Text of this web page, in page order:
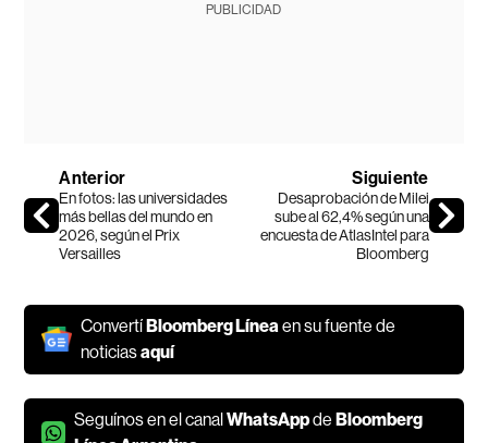
PUBLICIDAD
Anterior
En fotos: las universidades
más bellas del mundo en
2026, según el Prix
Versailles
Siguiente
Desaprobación de Milei
sube al 62,4% según una
encuesta de AtlasIntel para
Bloomberg
ConvertíBloomberg Línea en su fuente de
noticiasaquí
Seguínos en el canalWhatsAppdeBloomberg